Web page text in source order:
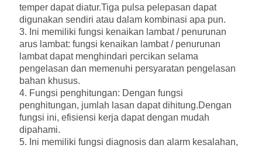
temper dapat diatur.Tiga pulsa pelepasan dapat
digunakan sendiri atau dalam kombinasi apa pun.
3. Ini memiliki fungsi kenaikan lambat / penurunan
arus lambat: fungsi kenaikan lambat / penurunan
lambat dapat menghindari percikan selama
pengelasan dan memenuhi persyaratan pengelasan
bahan khusus.
4. Fungsi penghitungan: Dengan fungsi
penghitungan, jumlah lasan dapat dihitung.Dengan
fungsi ini, efisiensi kerja dapat dengan mudah
dipahami.
5. Ini memiliki fungsi diagnosis dan alarm kesalahan,